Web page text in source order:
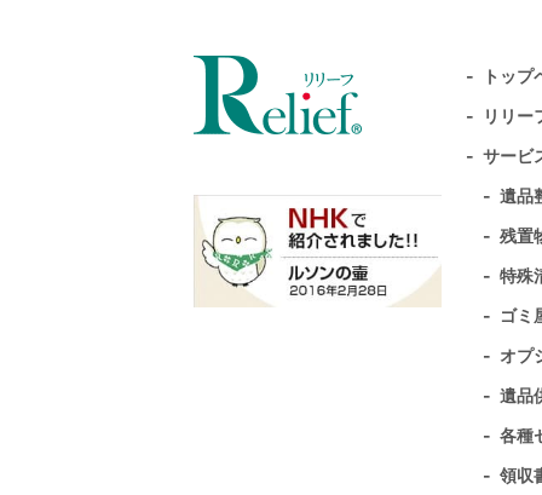
トップ
リリー
サービ
遺品
残置
特殊
ゴミ
オプ
遺品
各種
領収